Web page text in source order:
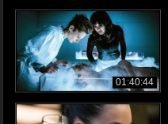
01:40:44